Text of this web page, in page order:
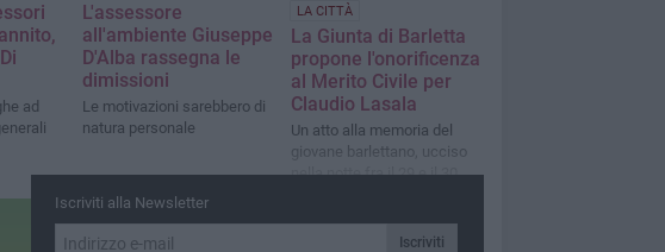
ad
L'assessore
all'ambiente Giuseppe
D'Alba rassegna le
dimissioni
Le motivazioni sarebbero di
natura personale
LA CITTÀ
La Giunta di Barletta
propone l'onorificenza
al Merito Civile per
Claudio Lasala
Un atto alla memoria del
giovane barlettano, ucciso
nella notte fra il 29 e il 30
Iscriviti alla Newsletter
Iscriviti